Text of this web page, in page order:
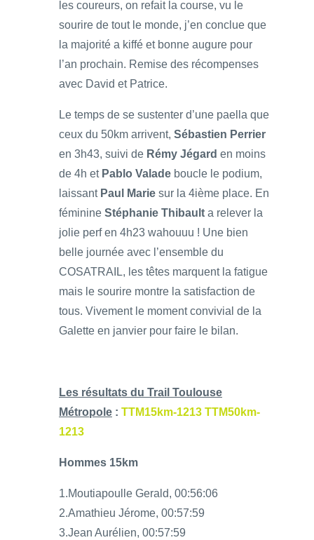
les coureurs, on refait la course, vu le
sourire de tout le monde, j’en conclue que
la majorité a kiffé et bonne augure pour
l’an prochain. Remise des récompenses
avec David et Patrice.
Le temps de se sustenter d’une paella que
ceux du 50km arrivent, Sébastien Perrier
en 3h43, suivi de Rémy Jégard en moins
de 4h et Pablo Valade boucle le podium,
laissant Paul Marie sur la 4ième place. En
féminine Stéphanie Thibault a relever la
jolie perf en 4h23 wahouuu ! Une bien
belle journée avec l’ensemble du
COSATRAIL, les têtes marquent la fatigue
mais le sourire montre la satisfaction de
tous. Vivement le moment convivial de la
Galette en janvier pour faire le bilan.
Les résultats du Trail Toulouse
Métropole : TTM15km-1213 TTM50km-
1213
Hommes 15km
1.Moutiapoulle Gerald, 00:56:06
2.Amathieu Jérome, 00:57:59
3.Jean Aurélien, 00:57:59